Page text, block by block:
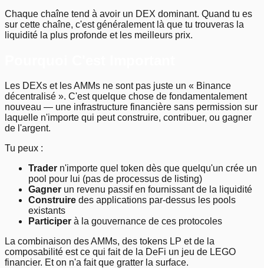
Chaque chaîne tend à avoir un DEX dominant. Quand tu es
sur cette chaîne, c'est généralement là que tu trouveras la
liquidité la plus profonde et les meilleurs prix.
Les DEXs et les AMMs ne sont pas juste un « Binance
décentralisé ». C'est quelque chose de fondamentalement
nouveau — une infrastructure financière sans permission sur
laquelle n'importe qui peut construire, contribuer, ou gagner
de l'argent.
Tu peux :
Trader n'importe quel token dès que quelqu'un crée un
pool pour lui (pas de processus de listing)
Gagner un revenu passif en fournissant de la liquidité
Construire des applications par-dessus les pools
existants
Participer à la gouvernance de ces protocoles
La combinaison des AMMs, des tokens LP et de la
composabilité est ce qui fait de la DeFi un jeu de LEGO
financier. Et on n'a fait que gratter la surface.